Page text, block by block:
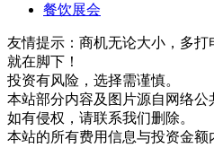
餐饮展会
友情提示：商机无论大小，多
就在脚下！
投资有风险，选择需谨慎。
本站部分内容及图片源自网络公
如有侵权，请联系我们删除。
本站的所有费用信息与投资金